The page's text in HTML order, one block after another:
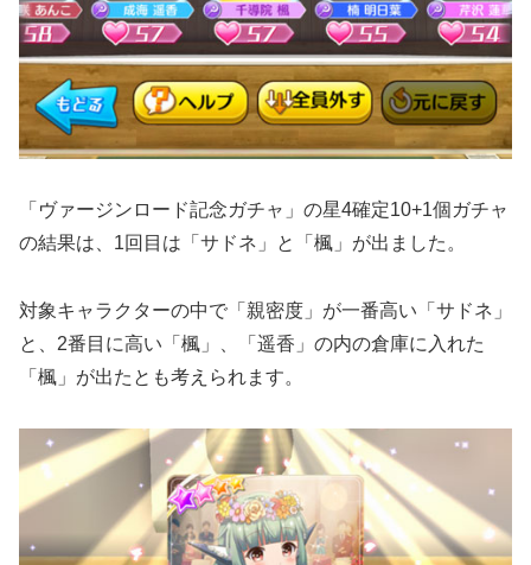
「ヴァージンロード記念ガチャ」の星4確定10+1個ガチャ
の結果は、1回目は「サドネ」と「楓」が出ました。
対象キャラクターの中で「親密度」が一番高い「サドネ」
と、2番目に高い「楓」、「遥香」の内の倉庫に入れた
「楓」が出たとも考えられます。